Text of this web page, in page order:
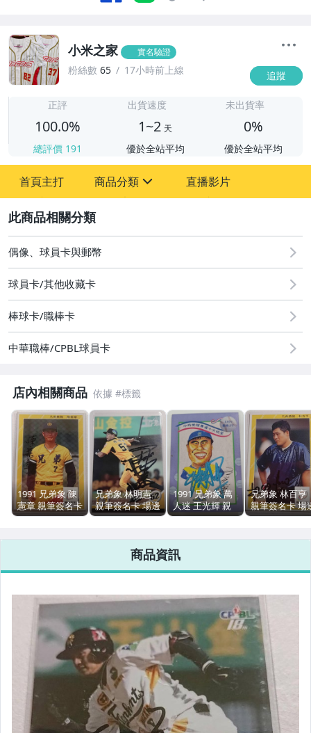
小米之家 實名驗證
粉絲數 65 17小時前上線 追蹤
正評
100.0%
總評價 191
出貨速度
1~2 天
優於全站平均
未出貨率
0%
優於全站平均
首頁主打 商品分類
偶像、球員卡與郵幣
運動、戶外與休閒
直播影片
偶像、球員卡與郵幣
球員卡/其他收藏卡
棒球卡/職棒卡
中華職棒/CPBL球員卡
店內相關商品
1991 兄弟象 陳
憲章 親筆簽名卡
場邊簽名 職棒二
香糖球員卡
兄弟象 林明憲
親筆簽名卡 場邊
簽名
1991 兄弟象 萬
人迷 王光輝 親
筆簽名卡 場邊簽
卡 Q版畫 超級稀
有 珍藏 絕版
兄弟象 林百亨
親筆簽名卡 場
簽名
商品資訊